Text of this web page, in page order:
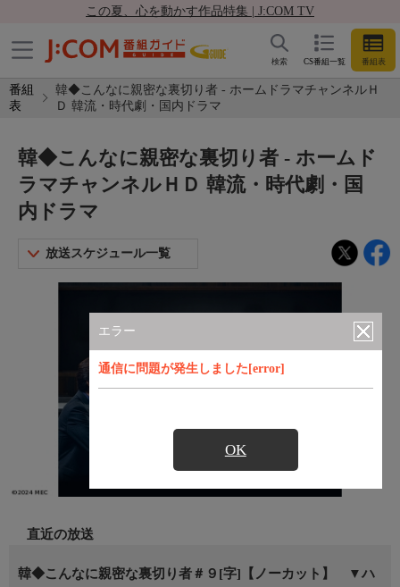
この夏、心を動かす作品特集 | J:COM TV
CS番組一覧 番組表
検索
番組
表
韓◆こんなに親密な裏切り者 - ホームドラマチャンネルＨ
Ｄ 韓流・時代劇・国内ドラマ
エラー
通信に問題が発生しました[error]
OK
韓◆こんなに親密な裏切り者 - ホームド
ラマチャンネルＨＤ 韓流・時代劇・国
内ドラマ
放送スケジュール一覧
直近の放送
韓◆こんなに親密な裏切り者＃９[字]【ノーカット】 ▼ハ